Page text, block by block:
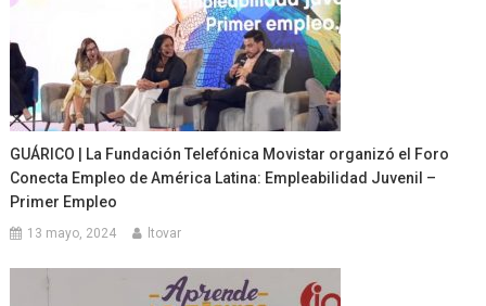
GUÁRICO | La Fundación Telefónica Movistar organizó el Foro
Conecta Empleo de América Latina: Empleabilidad Juvenil –
Primer Empleo
13 mayo, 2024 ltovar